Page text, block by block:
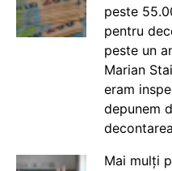
peste
pentru
peste un
Marian
eram
depunem
Mai mulți